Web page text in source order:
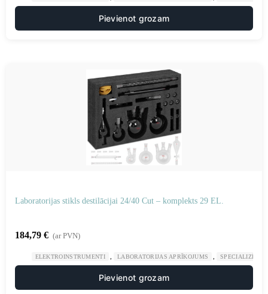
Pievienot grozam
Laboratorijas stikls destilācijai 24/40 Cut – komplekts 29 EL.
184,79 € (ar PVN)
ELEKTROINSTRUMENTI LABORATORIJAS APRĪKOJUMS
Pievienot grozam